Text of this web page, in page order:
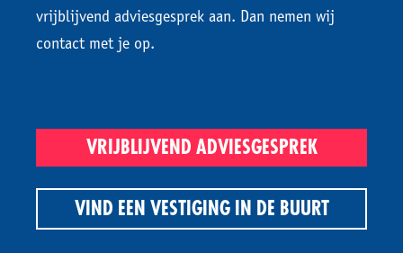
vrijblijvend adviesgesprek aan. Dan nemen wij
contact met je op.
VRIJBLIJVEND ADVIESGESPREK
VIND EEN VESTIGING IN DE BUURT